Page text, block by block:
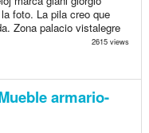
foto. La pila creo que
Zona palacio vistalegre
2615 views
armario-